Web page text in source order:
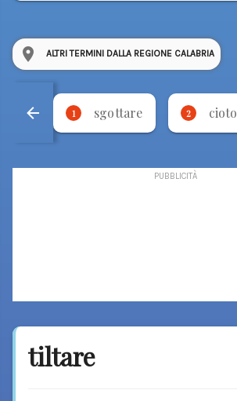
ALTRI TERMINI DALLA REGIONE CALABRIA
1 sgottare 2 cioto
tiltare